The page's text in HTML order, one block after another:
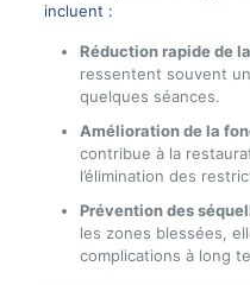
incluent :
Réduction rapide de
ressentent souvent
quelques séances.
Amélioration de la
contribue à la
l’élimination des
Prévention des
les zones blessées,
complications à long